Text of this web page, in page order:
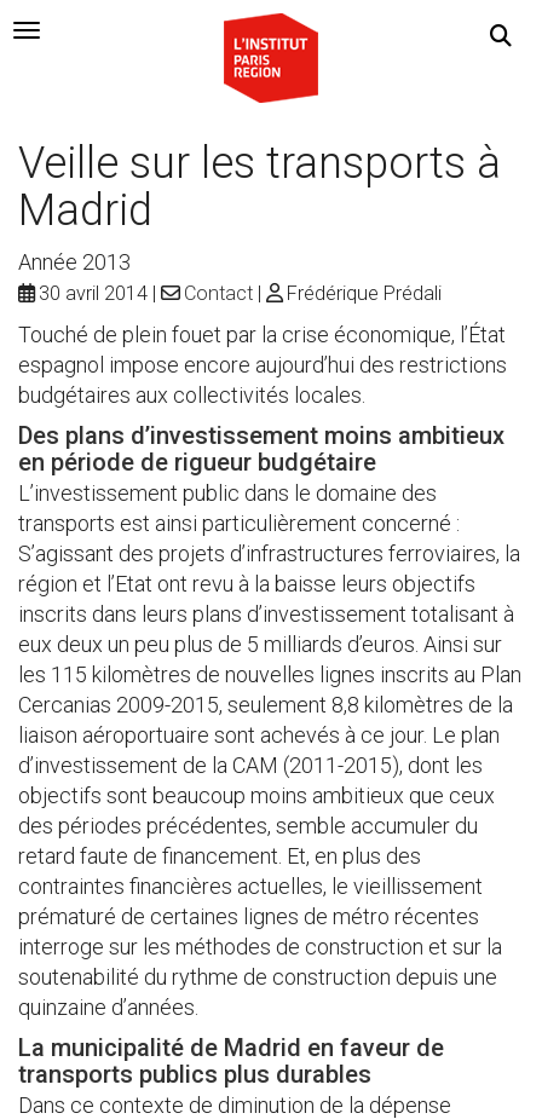
Navigation Toggle
Veille sur les transports à
Madrid
Année 2013
30 avril 2014 Contact Frédérique Prédali
Touché de plein fouet par la crise économique, l’État
espagnol impose encore aujourd’hui des restrictions
budgétaires aux collectivités locales.
Des plans d’investissement moins ambitieux
en période de rigueur budgétaire
L’investissement public dans le domaine des
transports est ainsi particulièrement concerné :
S’agissant des projets d’infrastructures ferroviaires, la
région et l’Etat ont revu à la baisse leurs objectifs
inscrits dans leurs plans d’investissement totalisant à
eux deux un peu plus de 5 milliards d’euros. Ainsi sur
les 115 kilomètres de nouvelles lignes inscrits au Plan
Cercanias 2009-2015, seulement 8,8 kilomètres de la
liaison aéroportuaire sont achevés à ce jour. Le plan
d’investissement de la CAM (2011-2015), dont les
objectifs sont beaucoup moins ambitieux que ceux
des périodes précédentes, semble accumuler du
retard faute de financement. Et, en plus des
contraintes financières actuelles, le vieillissement
prématuré de certaines lignes de métro récentes
interroge sur les méthodes de construction et sur la
soutenabilité du rythme de construction depuis une
quinzaine d’années.
La municipalité de Madrid en faveur de
transports publics plus durables
Dans ce contexte de diminution de la dépense